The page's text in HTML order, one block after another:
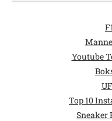
Youtube
Top 10
Sneaker